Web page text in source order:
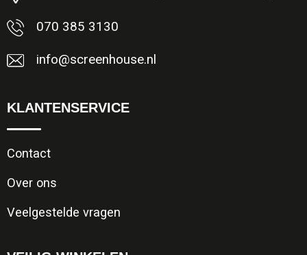
070 385 3130
info@screenhouse.nl
KLANTENSERVICE
Contact
Over ons
Veelgestelde vragen